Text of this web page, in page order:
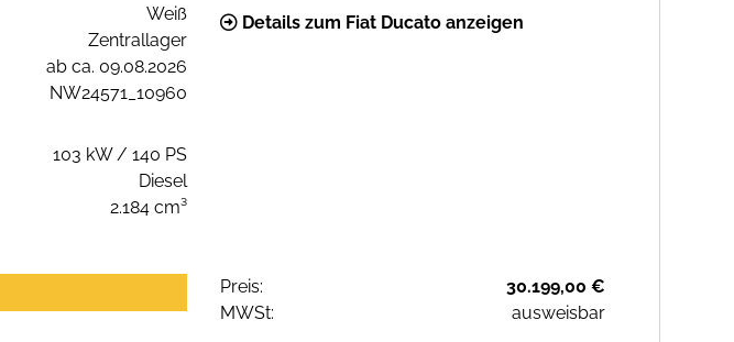
Weiß
Zentrallager
ab ca. 09.08.2026
NW24571_10960
103 kW / 140 PS
Diesel
2.184 cm³
Details zum Fiat Ducato anzeigen
Preis:
30.199,00 €
MWSt:
ausweisbar